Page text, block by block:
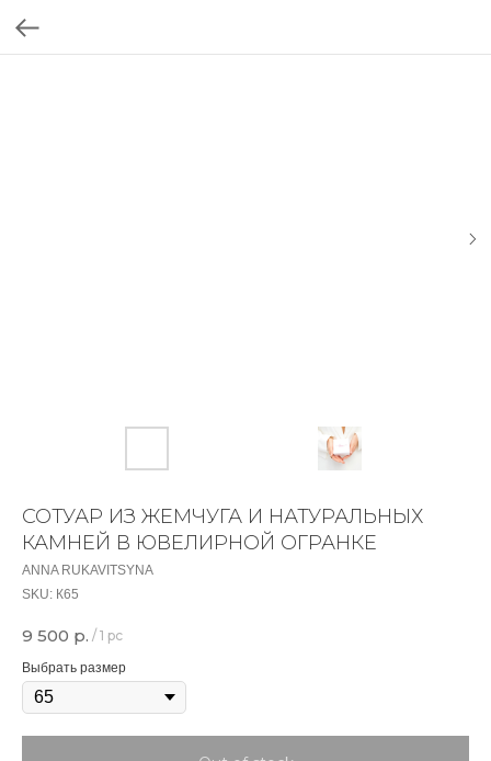
СОТУАР ИЗ ЖЕМЧУГА И НАТУРАЛЬНЫХ
КАМНЕЙ В ЮВЕЛИРНОЙ ОГРАНКЕ
ANNA RUKAVITSYNA
SKU: К65
9 500 р. / 1 pc
Выбрать размер